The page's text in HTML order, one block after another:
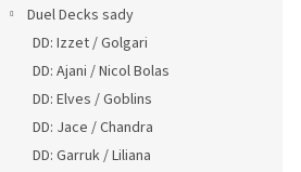
Duel Decks sady
DD: Izzet / Golgari
DD: Ajani / Nicol Bolas
DD: Elves / Goblins
DD: Jace / Chandra
DD: Garruk / Liliana